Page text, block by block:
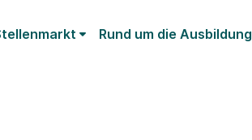
Rund um die Ausbildung